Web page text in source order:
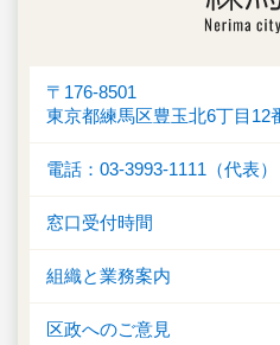
〒176-8501
東京都練馬区豊玉北6丁目12
電話：03-3993-1111（代表）
窓口受付時間
組織と業務案内
区政へのご意見